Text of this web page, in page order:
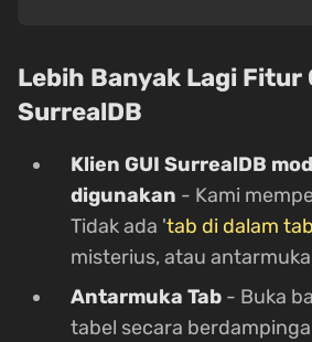
Lebih Banyak Lagi Fitur
SurrealDB
Klien GUI SurrealDB
digunakan - Kami
Tidak ada 'tab di dalam tab
misterius, atau
Antarmuka Tab - Buka
tabel secara